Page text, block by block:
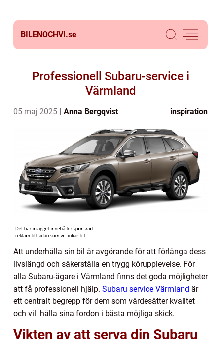
BILENOCHVI.se
Professionell Subaru-service i
Värmland
05 maj 2025 Anna Bergqvist inspiration
Att underhålla sin bil är avgörande för att förlänga dess
livslängd och säkerställa en trygg körupplevelse. För
alla Subaru-ägare i Värmland finns det goda möjligheter
att få professionell hjälp. Subaru service Värmland är
ett centralt begrepp för dem som värdesätter kvalitet
och vill hålla sina fordon i bästa möjliga skick.
Vikten av att serva din Subaru